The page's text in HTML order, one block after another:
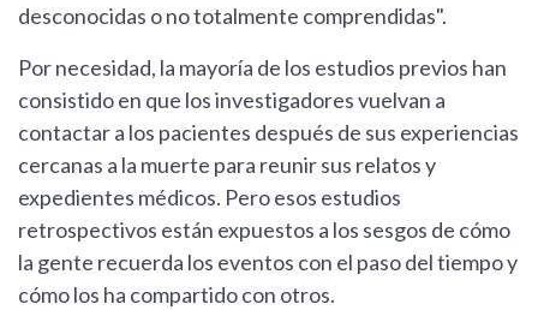
desconocidas o no totalmente comprendidas".
Por necesidad, la mayoría de los estudios previos han
consistido en que los investigadores vuelvan a
contactar a los pacientes después de sus experiencias
cercanas a la muerte para reunir sus relatos y
expedientes médicos. Pero esos estudios
retrospectivos están expuestos a los sesgos de cómo
la gente recuerda los eventos con el paso del tiempo y
cómo los ha compartido con otros.